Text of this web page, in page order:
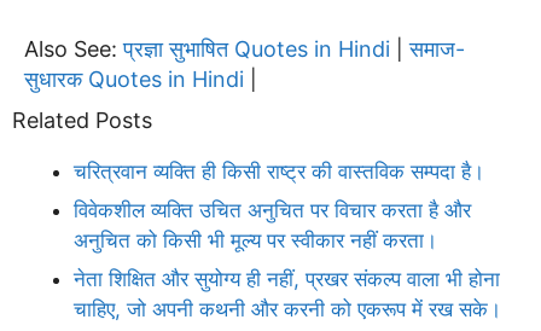
Also See:प्रज्ञा सुभाषित Quotes in Hindi |समाज-
सुधारक Quotes in Hindi
Related Posts
चरित्रवान व्यक्ति ही किसी राष्ट्र की वास्तविक सम्पदा है।
विवेकशील व्यक्ति उचित अनुचित पर विचार करता है और
अनुचित को किसी भी मूल्य पर स्वीकार नहीं करता।
नेता शिक्षित और सुयोग्य ही नहीं, प्रखर संकल्प वाला भी होना
चाहिए, जो अपनी कथनी और करनी को एकरूप में रख सके।